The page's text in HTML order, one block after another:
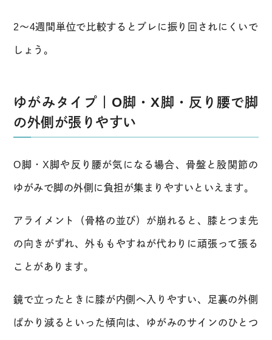
2〜4週間単位で比較するとブレに振り回されにくいで
しょう。
ゆがみタイプ｜O脚・X脚・反り腰で脚
の外側が張りやすい
O脚・X脚や反り腰が気になる場合、骨盤と股関節の
ゆがみで脚の外側に負担が集まりやすいといえます。
アライメント（骨格の並び）が崩れると、膝とつま先
の向きがずれ、外ももやすねが代わりに頑張って張る
ことがあります。
鏡で立ったときに膝が内側へ入りやすい、足裏の外側
ばかり減るといった傾向は、ゆがみのサインのひとつ